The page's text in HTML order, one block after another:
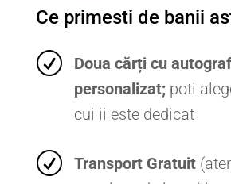
Ce primesti de banii
R
Doua cărți cu autograf
personalizat;poti
cui ii este dedicat
R Transport Gratuit